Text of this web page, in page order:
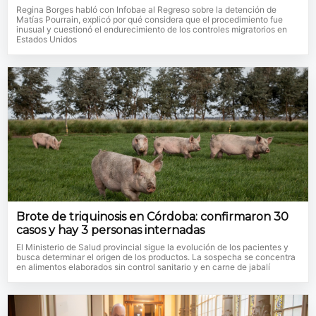
Regina Borges habló con Infobae al Regreso sobre la detención de
Matías Pourrain, explicó por qué considera que el procedimiento fue
inusual y cuestionó el endurecimiento de los controles migratorios en
Estados Unidos
Brote de triquinosis en Córdoba: confirmaron 30
casos y hay 3 personas internadas
El Ministerio de Salud provincial sigue la evolución de los pacientes y
busca determinar el origen de los productos. La sospecha se concentra
en alimentos elaborados sin control sanitario y en carne de jabalí